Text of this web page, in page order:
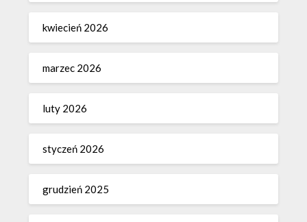
kwiecień 2026
marzec 2026
luty 2026
styczeń 2026
grudzień 2025